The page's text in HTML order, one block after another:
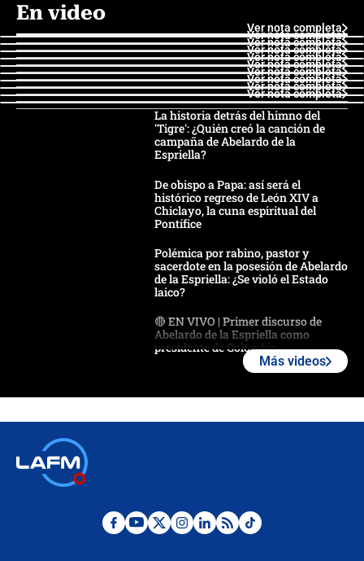
En video
Ver nota completa
Ver nota completa
Ver nota completa
Ver nota completa
Ver nota completa
Ver nota completa
Ver nota completa
Ver nota completa
Ver nota completa
Ver nota completa
La historia detrás del himno del
'Tigre': ¿Quién creó la canción de
campaña de Abelardo de la
Espriella?
De obispo a Papa: así será el
histórico regreso de León XIV a
Chiclayo, la cuna espiritual del
Pontífice
Polémica por rabino, pastor y
sacerdote en la posesión de Abelardo
de la Espriella: ¿Se violó el Estado
laico?
🔴 EN VIVO | Primer discurso de
Abelardo de la Espriella como
presidente de Colombia
Desde dermatitis hasta infecciones:
Más videos